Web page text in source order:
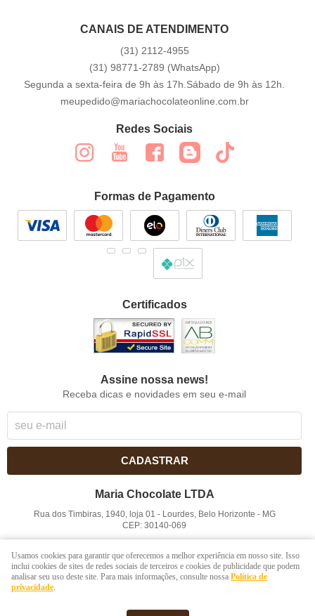
CANAIS DE ATENDIMENTO
(31) 2112-4955
(31) 98771-2789 (WhatsApp)
Segunda a sexta-feira de 9h às 17h.Sábado de 9h às 12h.
meupedido@mariachocolateonline.com.br
Redes Sociais
Formas de Pagamento
Certificados
Assine nossa news!
Receba dicas e novidades em seu e-mail
CADASTRAR
Maria Chocolate LTDA
Rua dos Timbiras, 1940, loja 01 - Lourdes, Belo Horizonte - MG
CEP: 30140-069
LOJA VIRTUAL CRIADA POR
Usamos cookies para garantir que oferecemos a melhor experiência em nosso site. Isso
inclui cookies de sites de redes sociais de terceiros e cookies de publicidade que podem
analisar seu uso deste site. Para mais informações, consulte nossa Política de
privacidade.